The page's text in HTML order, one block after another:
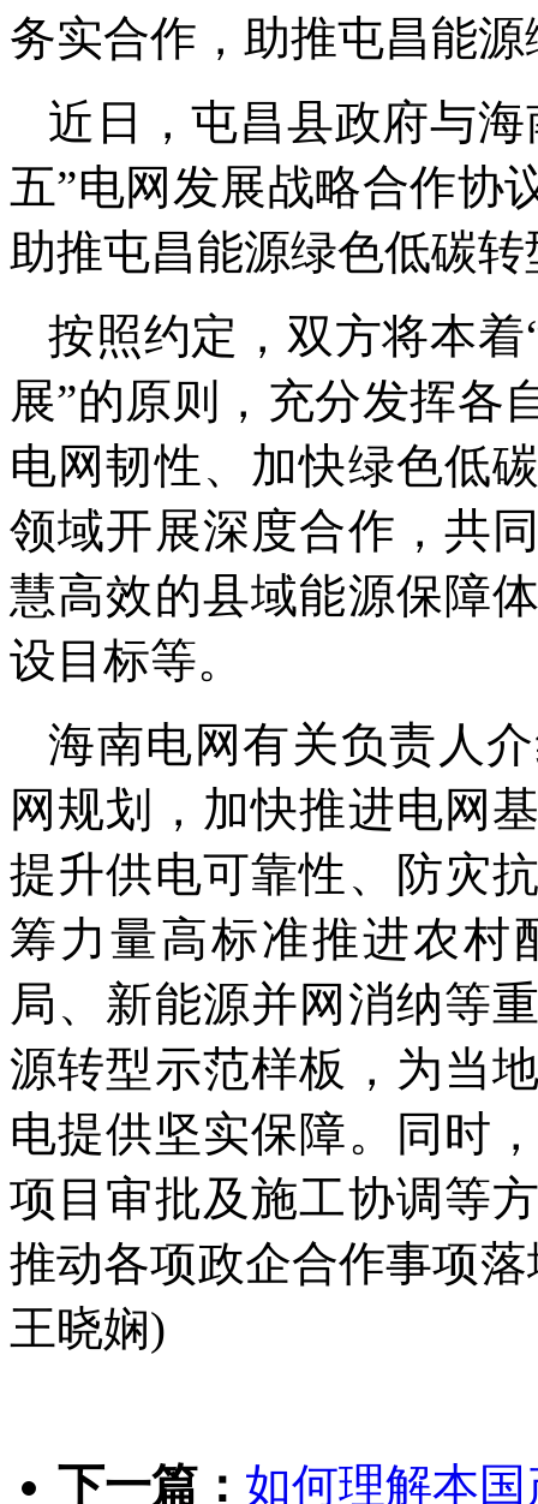
务实合作，助推屯昌能
近日，屯昌县政府与
五”电网发展战略合作协
助推屯昌能源绿色低碳
按照约定，双方将本
展”的原则，充分发挥各
电网韧性、加快绿色低
领域开展深度合作，共
慧高效的县域能源保障
设目标等。
海南电网有关负责人
网规划，加快推进电网
提升供电可靠性、防灾
筹力量高标准推进农村
局、新能源并网消纳等
源转型示范样板，为当
电提供坚实保障。同时
项目审批及施工协调等
推动各项政企合作事项
王晓娴)
下一篇： 如何理解本